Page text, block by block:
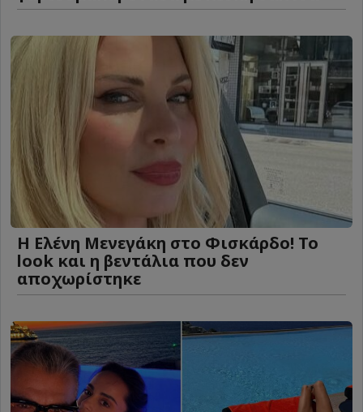
Η Ελένη Μενεγάκη στο Φισκάρδο! Το
look και η βεντάλια που δεν
αποχωρίστηκε